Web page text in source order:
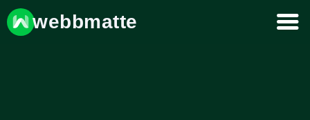
webbmatte